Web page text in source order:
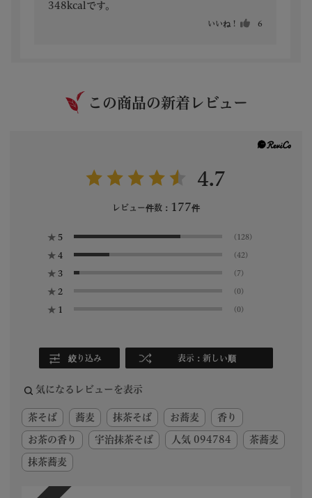
348kcalです。
いいね！ 6
この商品の新着レビュー
4.7
レビュー件数： 177件
★ 5 (128)
★ 4 (42)
★ 3 (7)
★ 2 (0)
★ 1 (0)
絞り込み 表示：新しい順
気になるレビューを表示
茶そば 蕎麦 抹茶そば お蕎麦 香り
お茶の香り 宇治抹茶そば 人気 094784 茶蕎麦
抹茶蕎麦